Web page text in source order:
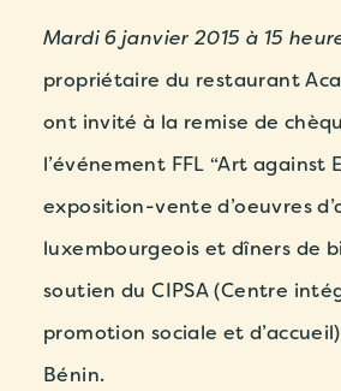
Mardi 6 janvier 2015 à 15
propriétaire du restaurant
ont invité à la remise de
l’événement FFL “Art against
exposition-vente d’oeuvres
luxembourgeois et dîners de
soutien du CIPSA (Centre
promotion sociale et
Bénin.